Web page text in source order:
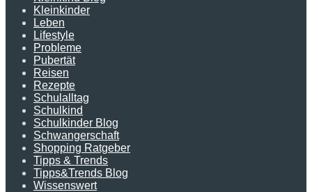
Kleinkinder
Leben
Lifestyle
Probleme
Pubertät
Reisen
Rezepte
Schulalltag
Schulkind
Schulkinder Blog
Schwangerschaft
Shopping Ratgeber
Tipps & Trends
Tipps&Trends Blog
Wissenswert